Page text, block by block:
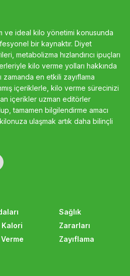
ve ideal kilo yönetimi konusunda
bir kaynaktır. Diyet
metabolizma hızlandırıcı ipuçları
kilo verme yolları hakkında
zamanda en etkili zayıflama
içeriklerle, kilo verme sürecinizi
içerikler uzman editörler
tamamen bilgilendirme amacı
ulaşmak artık daha bilinçli
Kalori
Sağlık
Zararları
Zayıflama